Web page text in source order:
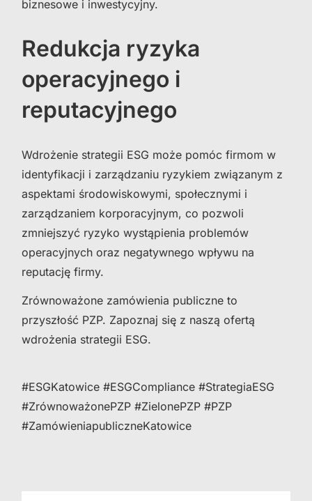
biznesowe i inwestycyjny.
Redukcja ryzyka
operacyjnego i
reputacyjnego
Wdrożenie strategii ESG może pomóc firmom w
identyfikacji i zarządzaniu ryzykiem związanym z
aspektami środowiskowymi, społecznymi i
zarządzaniem korporacyjnym, co pozwoli
zmniejszyć ryzyko wystąpienia problemów
operacyjnych oraz negatywnego wpływu na
reputację firmy.
Zrównoważone zamówienia publiczne to
przyszłość PZP. Zapoznaj się z naszą ofertą
wdrożenia strategii ESG.
#ESGKatowice #ESGCompliance #StrategiaESG
#ZrównoważonePZP #ZielonePZP #PZP
#ZamówieniapubliczneKatowice